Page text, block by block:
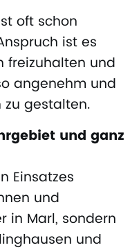
oft schon
ist es
freizuhalten und
angenehm und
gestalten.
und ganz
Einsatzes
und
in Marl, sondern
und